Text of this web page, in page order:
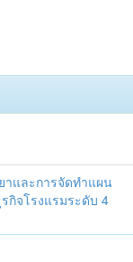
าและการจัดทำแผน
กิจโรงแรมระดับ 4